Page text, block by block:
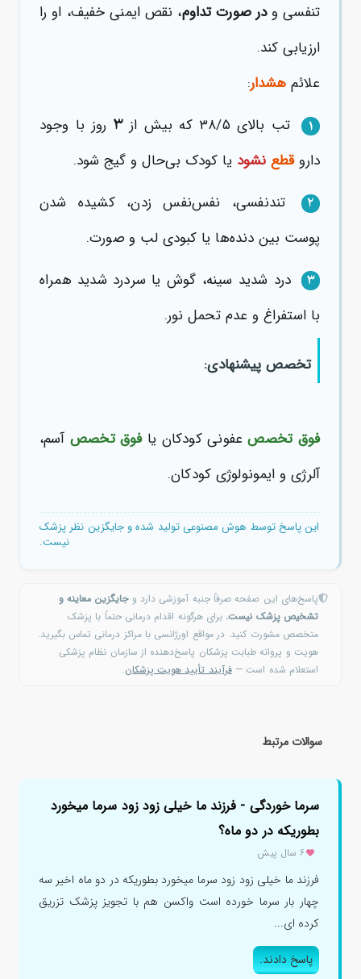
تنفسی ودر صورت تداوم، نقص ایمنی خفیف، او را
ارزیابی کند.
علائم هشدار:
۱ تب بالای ۳۸/۵ که بیش از ۳ روز با وجود
داروقطع نشود یا کودک بی‌حال و گیج شود.
۲
تندنفسی، نفس‌نفس زدن، کشیده شدن
پوست بین دنده‌ها یا کبودی لب و صورت.
۳
درد شدید سینه، گوش یا سردرد شدید همراه
با استفراغ و عدم تحمل نور.
تخصص پیشنهادی:
فوق تخصصعفونی کودکان یافوق تخصصآسم،
آلرژی و ایمونولوژی کودکان.
این پاسخ توسط هوش مصنوعی تولید شده و جایگزین نظر پزشک
نیست.
پاسخ‌های این صفحه صرفاً جنبه آموزشی دارد وجایگزین معاینه و
تشخیص پزشک نیست. برای هرگونه اقدام درمانی حتماً با پزشک
متخصص مشورت کنید. در مواقع اورژانسی با مراکز درمانی تماس بگیرید.
هویت و پروانه طبابت پزشکان پاسخ‌دهنده از سازمان نظام پزشکی
استعلام شده است —فرآیند تأیید هویت پزشکان.
سوالات مرتبط
سرما خوردگی - فرزند ما خیلی زود زود سرما میخورد
بطوریکه در دو ماه؟
۶ سال پیش
فرزند ما خیلی زود زود سرما میخورد بطوریکه در دو ماه اخیر سه
چهار بار سرما خورده است واکسن هم با تجویز پزشک تزریق
کرده ای...
پاسخ دادند.